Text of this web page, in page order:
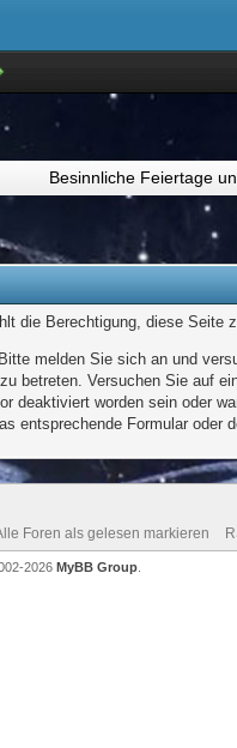
Besinnliche Feiertage
die Berechtigung, diese Seite
melden Sie sich an und
betreten. Versuchen Sie auf
deaktiviert worden sein oder
entsprechende Formular oder
Foren als gelesen markieren
2026 MyBB Group.